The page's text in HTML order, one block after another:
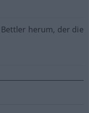
herum, der die